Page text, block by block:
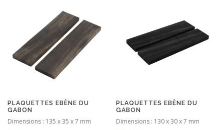
PLAQUETTES EBÈNE DU
GABON
Dimensions : 135 x 35 x 7 mm
PLAQUETTES EBÈNE DU
GABON
Dimensions : 130 x 30 x 7 mm